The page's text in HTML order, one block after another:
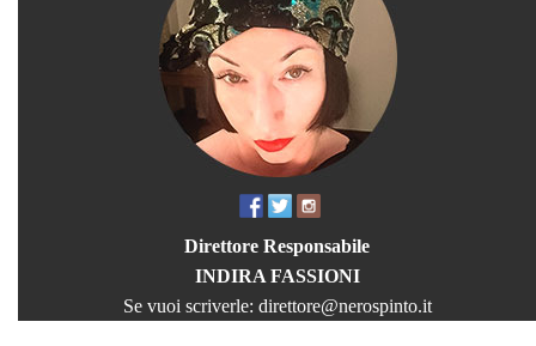
Direttore Responsabile
INDIRA FASSIONI
Se vuoi scriverle: direttore@nerospinto.it